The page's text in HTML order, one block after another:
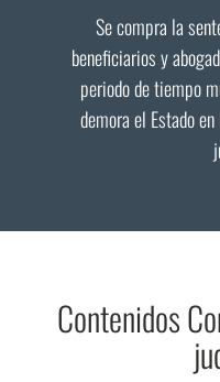
Se compra la
beneficiarios y
periodo de tiempo
demora el Estado
Contenidos